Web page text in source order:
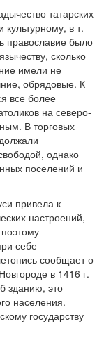
татарских
культурному, в т.
православие было
сколько
имели не
обрядовые. К
все более
на северо-
В торговых
однако
поселений и
привела к
настроений,
себе
сообщает о
в 1416 г.
зданию, это
населения.
государству